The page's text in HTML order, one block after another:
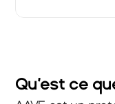
Qu’est ce